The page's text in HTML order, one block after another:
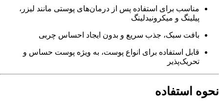
مناسب برای استفاده پس از درمان‌های پوستی مانند لیزر،
پیلینگ و میکرونیدلینگ
بافت سبک، جذب سریع و بدون ایجاد احساس چربی
قابل استفاده برای انواع پوست، به ویژه پوست حساس و
تحریک‌پذیر
نحوه استفاده